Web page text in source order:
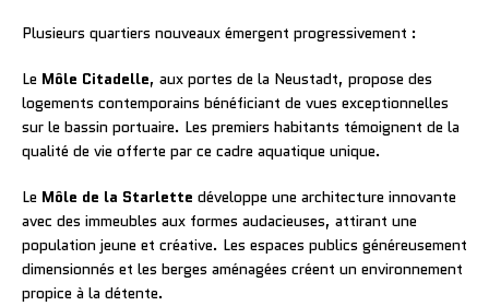
Plusieurs quartiers nouveaux émergent progressivement :
Le Môle Citadelle, aux portes de la Neustadt, propose des
logements contemporains bénéficiant de vues exceptionnelles
sur le bassin portuaire. Les premiers habitants témoignent de la
qualité de vie offerte par ce cadre aquatique unique.
Le Môle de la Starlette développe une architecture innovante
avec des immeubles aux formes audacieuses, attirant une
population jeune et créative. Les espaces publics généreusement
dimensionnés et les berges aménagées créent un environnement
propice à la détente.